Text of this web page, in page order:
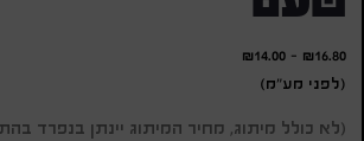
₪16.80
-
₪14.00
(לפני מע"מ)
(לא כולל מיתוג, מחיר המיתוג יינתן בנפרד